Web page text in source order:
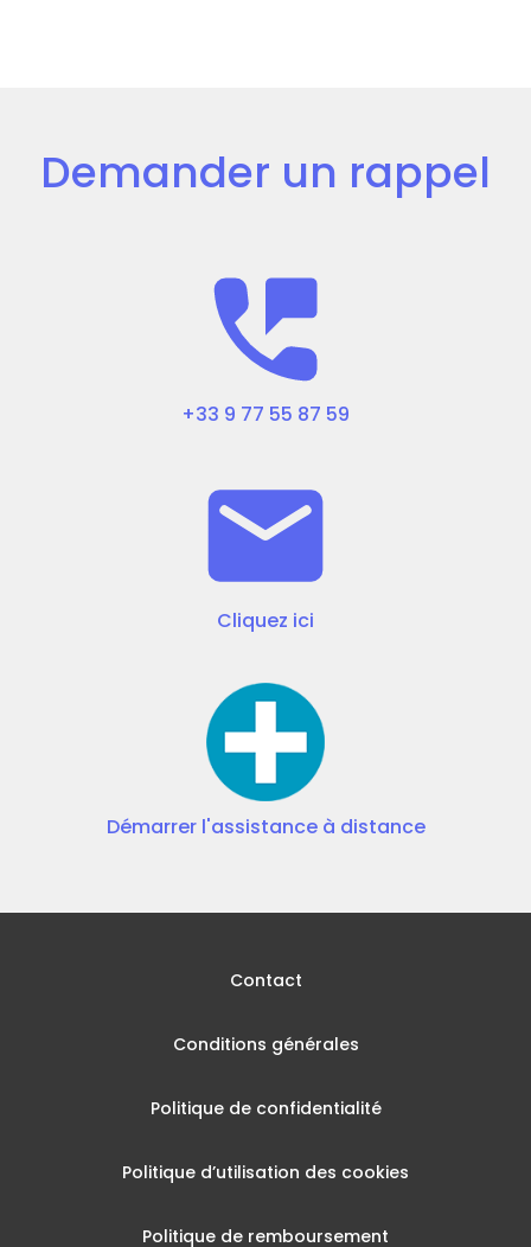
Demander un rappel
+33 9 77 55 87 59
Cliquez ici
Démarrer l'assistance à distance
Contact
Conditions générales
Politique de confidentialité
Politique d’utilisation des cookies
Politique de remboursement